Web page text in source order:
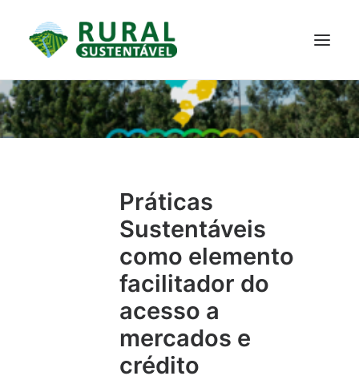
PROJETO
TECNOLOGIAS
PARTICIPE
RESULTADOS ALCANÇADOS
Práticas
Sustentáveis
como elemento
facilitador do
acesso a
mercados e
crédito